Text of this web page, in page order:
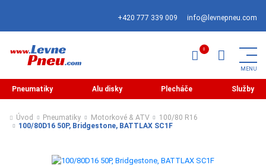
+420 777 339 009 info@levnepneu.com
Pneumatiky Alu disky Plecháče Služby
Úvod Pneumatiky Motorkové & ATV
100/80 R16
100/80D16 50P, Bridgestone, BATTLAX SC1F